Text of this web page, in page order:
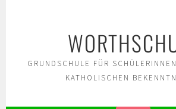
GRUNDSCHULE FÜR
KATHOLISCHEN